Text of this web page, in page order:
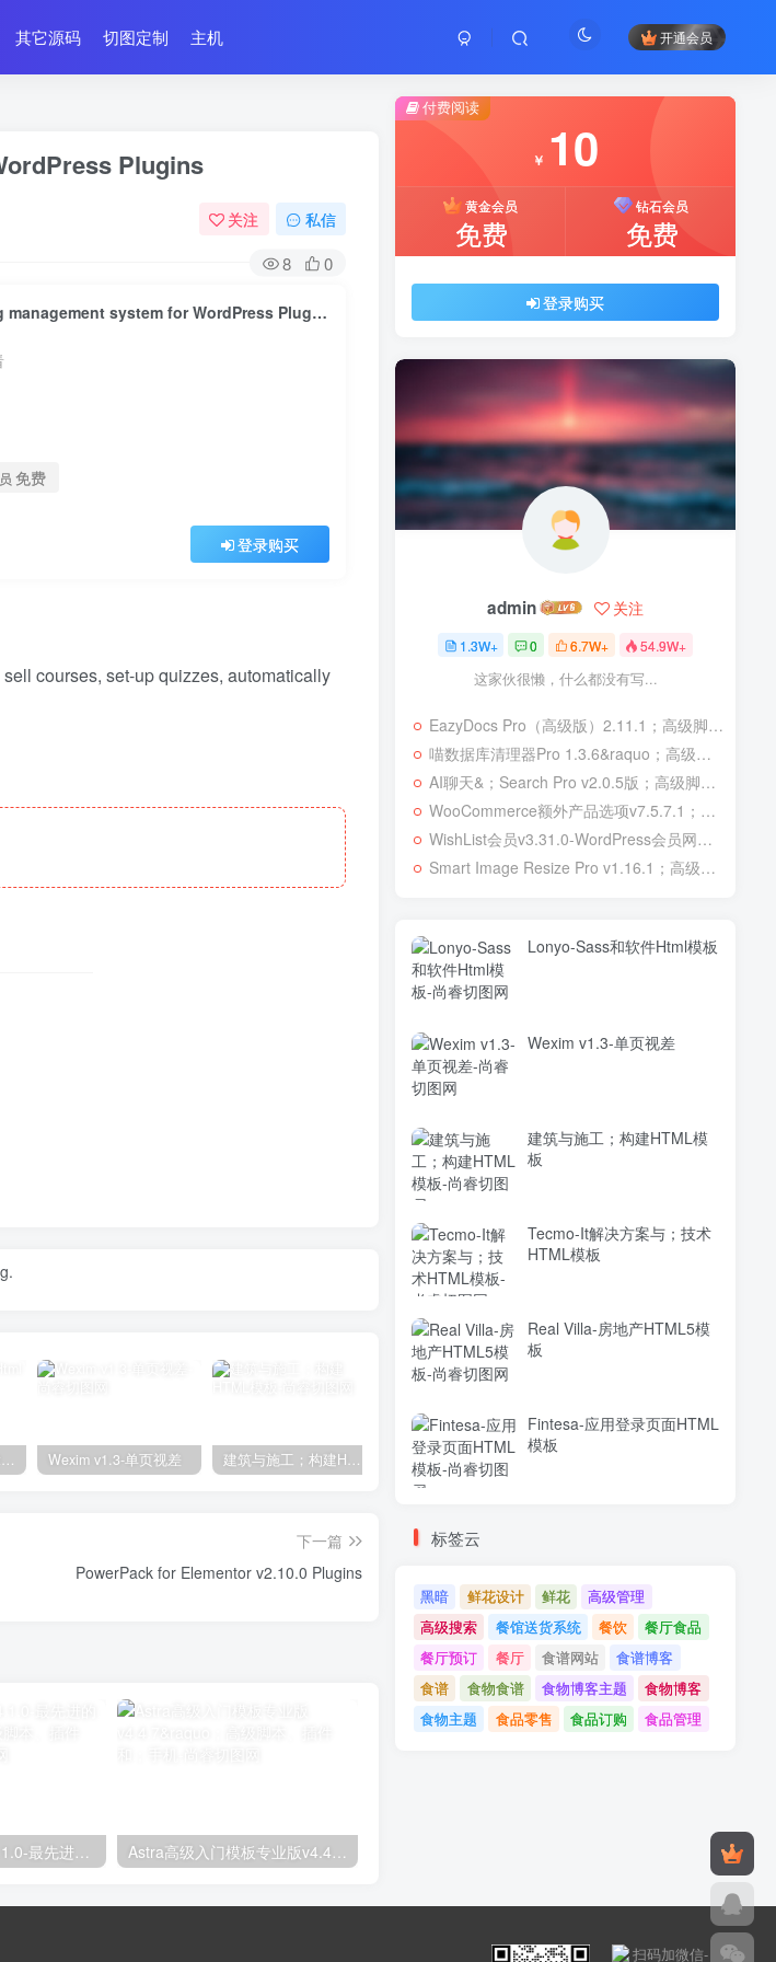
其它源码 切图定制 主机 开通会员
Plugins
关注 私信
8 0
LearnDash v4.9.0 – Learning management system for WordPress Plugins
免费
登录购买
courses, set-up quizzes, automatically
Lonyo-Sass和软件Html模板 Wexim v1.3-单页视差 建筑与施工；构建HTML模板 Tecmo-It解决方案与；技术HTML模板
下一篇
PowerPack for Elementor v2.10.0 Plugins
付费阅读
￥ 10
黄金会员
免费
钻石会员
免费
登录购买
admin 关注
1.3W+ 0 6.7W+ 54.9W+
这家伙很懒，什么都没有写...
EazyDocs Pro（高级版）2.11.1；高级脚本、插件和；移动
喵数据库清理器Pro 1.3.6&raquo；高级脚本、插件和；移动
AI聊天&；Search Pro v2.0.5版；高级脚本、插件和；移动
WooCommerce额外产品选项v7.5.7.1；高级脚本、插件和；移动
WishList会员v3.31.0-WordPress会员网站；高级脚本、插件和；移动
Smart Image Resize Pro v1.16.1；高级脚本、插件和；移动
Lonyo-Sass和软件Html模板
Wexim v1.3-单页视差
建筑与施工；构建HTML模
板
Tecmo-It解决方案与；技术
HTML模板
Real Villa-房地产HTML5模
板
Fintesa-应用登录页面HTML
模板
标签云
黑暗 鲜花设计 鲜花
高级管理
高级搜索
餐馆送货系统 餐饮
餐厅食品
餐厅预订
餐厅 食谱网站
食谱博客
食谱
食物食谱 食物博客主题
食物博客
食物主题
食品零售 食品订购 食品管理